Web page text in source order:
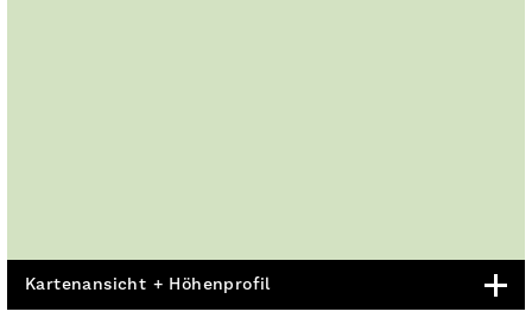
Kartenansicht + Höhenprofil